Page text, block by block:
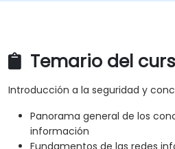
Temario del
Introducción a la seguridad y
Panorama general de los
información